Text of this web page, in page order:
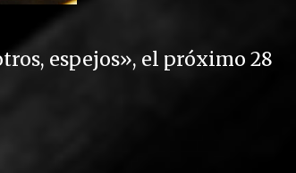
espejos», el próximo 28